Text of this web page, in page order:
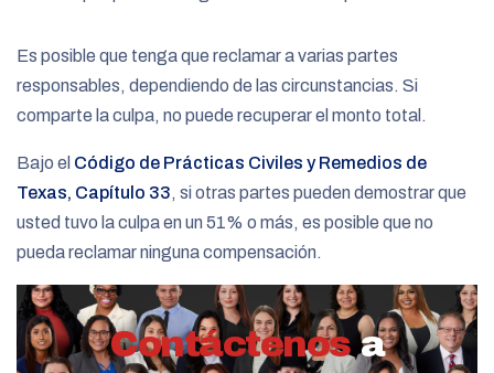
Es posible que tenga que reclamar a varias partes
responsables, dependiendo de las circunstancias. Si
comparte la culpa, no puede recuperar el monto total.
Bajo el Código de Prácticas Civiles y Remedios de
Texas, Capítulo 33, si otras partes pueden demostrar que
usted tuvo la culpa en un 51% o más, es posible que no
pueda reclamar ninguna compensación.
Contáctenos a